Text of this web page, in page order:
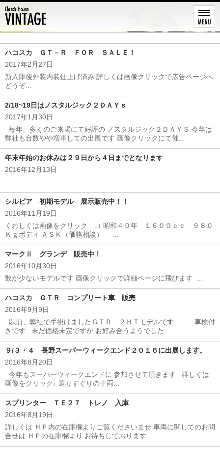
新着情報
ハコスカ ＧＴ－Ｒ ＦＯＲ ＳＡＬＥ！
2017年2月27日
新入庫後外装内装仕上げ済み 詳しくは画像クリックで広告ページへ
どうぞ...
2/18~19日はノスタルジック２ＤＡＹｓ
2017年1月30日
毎年、多くのご来場にて好評の ノスタルジック２ＤＡＹＳ 今年は
弊社も台数やや増車しての出展です 画像クリックにて催...
年末年始のお休みは２９日から４日までとなります
2016年12月13日
シルビア 初期モデル 展示販売中！！
2016年11月19日
くわしくは画像をクリック ↓↓ 昭和４０年 １６００ｃｃ ９８０
Ｋｇボディ ＡＳＫ（価格相談） ...
マークⅡ グランデ 販売中！
2016年10月30日
数が少ないモデルです 画像クリックで詳細ページに飛びます ...
ハコスカ ＧＴＲ コンプリート車 販売
2016年9月9日
以前、弊社で手掛けましたＧＴＲ ２ＨＴモデルです 車検付
きです 未だ価格未定ですが お好み合うようでした...
９/３・４ 長野スーパーウィークエンド２０１６に出展します。
2016年8月20日
今年もスーパーウィークエンドに 参加させて頂きます 詳しくは
画像をクリック↓ 選りすぐりの車両...
スプリンター ＴＥ２７ トレノ 入庫
2016年8月19日
詳しくは ＨＰ内の在庫欄よりご覧くださいませ 車両に関してのお問
合せは ＨＰの在庫欄より お待ちしております...